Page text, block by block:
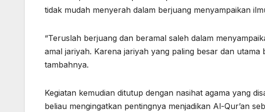
tidak mudah menyerah dalam berjuang menyampaikan
“Teruslah berjuang dan beramal saleh dalam
amal jariyah. Karena jariyah yang paling besar dan utama
tambahnya.
Kegiatan kemudian ditutup dengan nasihat agama yang
beliau mengingatkan pentingnya menjadikan Al-Qur’an